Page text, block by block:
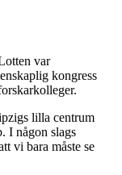
var
kongress
lilla centrum
I någon slags
vi bara måste se